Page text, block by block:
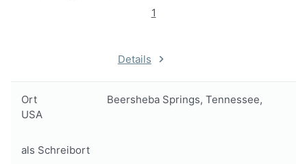
1
Details
Ort
Beersheba Springs, Tennessee,
USA
als Schreibort